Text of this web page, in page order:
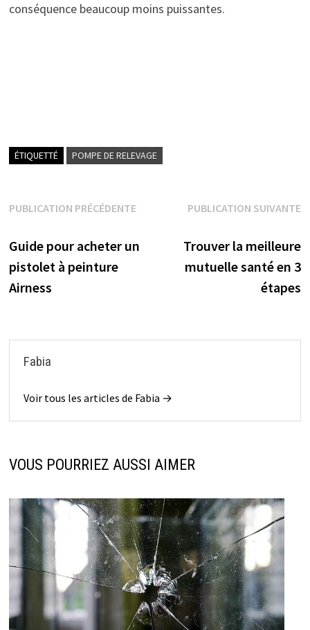
conséquence beaucoup moins puissantes.
ÉTIQUETTÉ POMPE DE RELEVAGE
Navigation
de
l’article
PUBLICATION PRÉCÉDENTE
Guide pour acheter un
pistolet à peinture
Airness
PUBLICATION SUIVANTE
Trouver la meilleure
mutuelle santé en 3
étapes
Fabia
Voir tous les articles de Fabia →
VOUS POURRIEZ AUSSI AIMER